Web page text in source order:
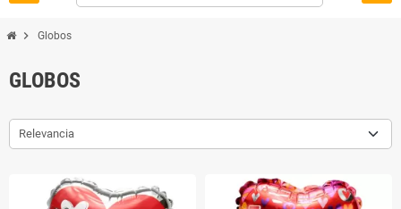
chevron_right Globos
GLOBOS
Relevancia